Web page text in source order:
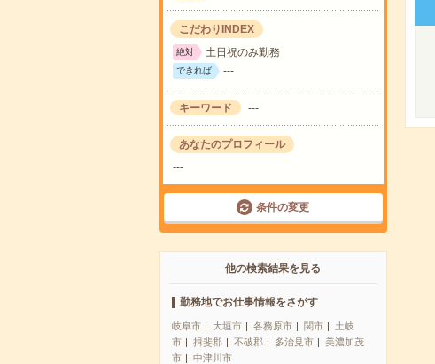
こだわりINDEX
絶対 土日祝のみ勤務
できれば ---
キーワード ---
あなたのプロフィール
---
条件の変更
他の検索結果を見る
勤務地でお仕事情報をさがす
岐阜市 大垣市 各務原市 関市
土岐
市
揖斐郡 不破郡 多治見市
美濃加茂
市
中津川市